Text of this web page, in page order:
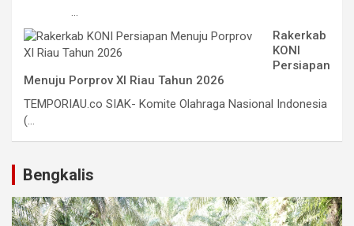
...
Rakerkab
KONI
Persiapan
Menuju Porprov XI Riau Tahun 2026
TEMPORIAU.co SIAK- Komite Olahraga Nasional Indonesia
(...
Bengkalis